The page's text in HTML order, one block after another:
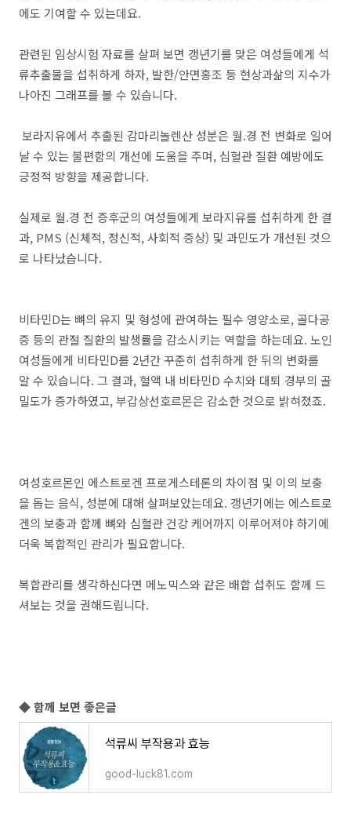
에도 기여할 수 있는데요.
관련된 임상시험 자료를 살펴 보면 갱년기를 맞은 여성들에게 석
류추출물을 섭취하게 하자, 발한/안면홍조 등 현상과삶의 지수가
나아진 그래프를 볼 수 있습니다.
보라지유에서 추출된 감마리놀렌산 성분은 월.경 전 변화로 일어
날 수 있는 불편함의 개선에 도움을 주며, 심혈관 질환 예방에도
긍정적 방향을 제공합니다.
실제로 월.경 전 증후군의 여성들에게 보라지유를 섭취하게 한 결
과, PMS (신체적, 정신적, 사회적 증상) 및 과민도가 개선된 것으
로 나타났습니다.
비타민D는 뼈의 유지 및 형성에 관여하는 필수 영양소로, 골다공
증 등의 관절 질환의 발생률을 감소시키는 역할을 하는데요. 노인
여성들에게 비타민D를 2년간 꾸준히 섭취하게 한 뒤의 변화를
알 수 있습니다. 그 결과, 혈액 내 비타민D 수치와 대퇴 경부의 골
밀도가 증가하였고, 부갑상선호르몬은 감소한 것으로 밝혀졌죠.
여성호르몬인 에스트로겐 프로게스테론의 차이점 및 이의 보충
을 돕는 음식, 성분에 대해 살펴보았는데요. 갱년기에는 에스트로
겐의 보충과 함께 뼈와 심혈관 건강 케어까지 이루어져야 하기에
더욱 복합적인 관리가 필요합니다.
복합관리를 생각하신다면 메노믹스와 같은 배합 섭취도 함께 드
셔보는 것을 권해드립니다.
◆ 함께 보면 좋은글
석류씨 부작용과 효능
good-luck81.com